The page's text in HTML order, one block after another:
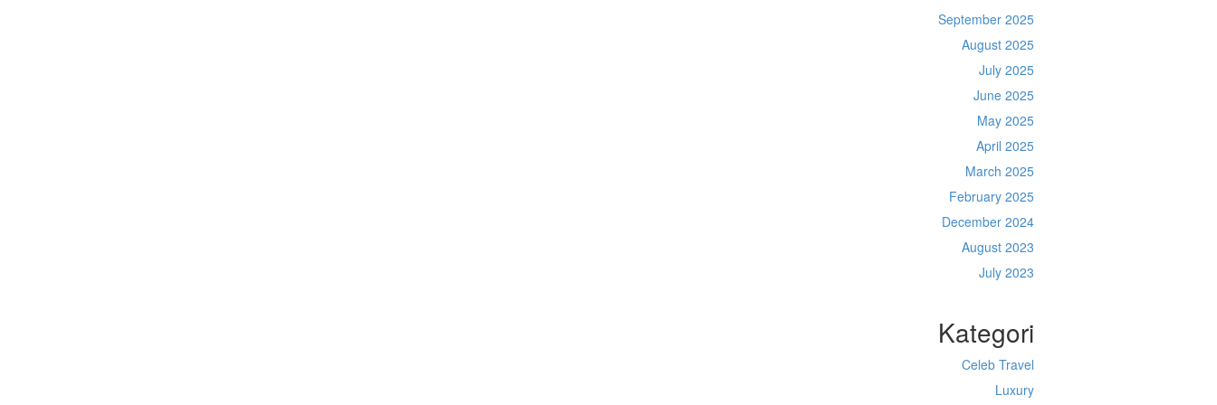
September 2025
August 2025
July 2025
June 2025
May 2025
April 2025
March 2025
February 2025
December 2024
August 2023
July 2023
Kategori
Celeb Travel
Luxury